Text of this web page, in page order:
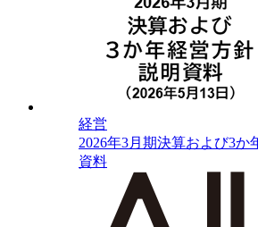
経営
2026年3月期決算および3か
資料